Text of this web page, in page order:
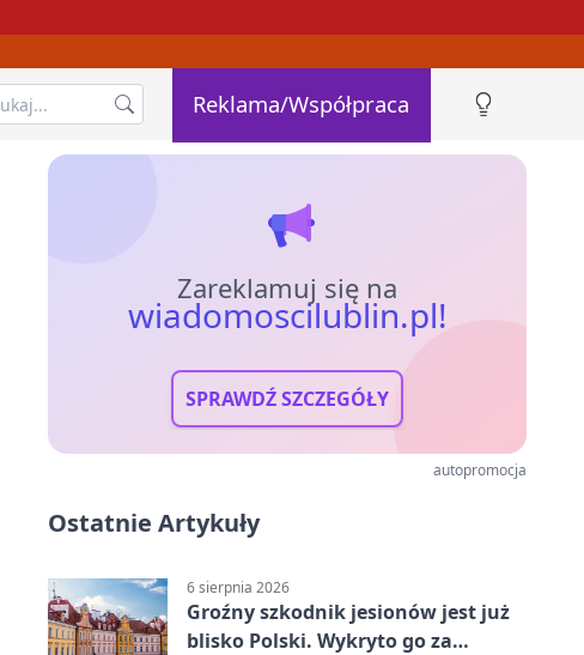
Reklama/Współpraca
Zareklamuj się na
wiadomoscilublin.pl!
SPRAWDŹ SZCZEGÓŁY
autopromocja
Ostatnie Artykuły
6 sierpnia 2026
Groźny szkodnik jesionów jest już
blisko Polski. Wykryto go za